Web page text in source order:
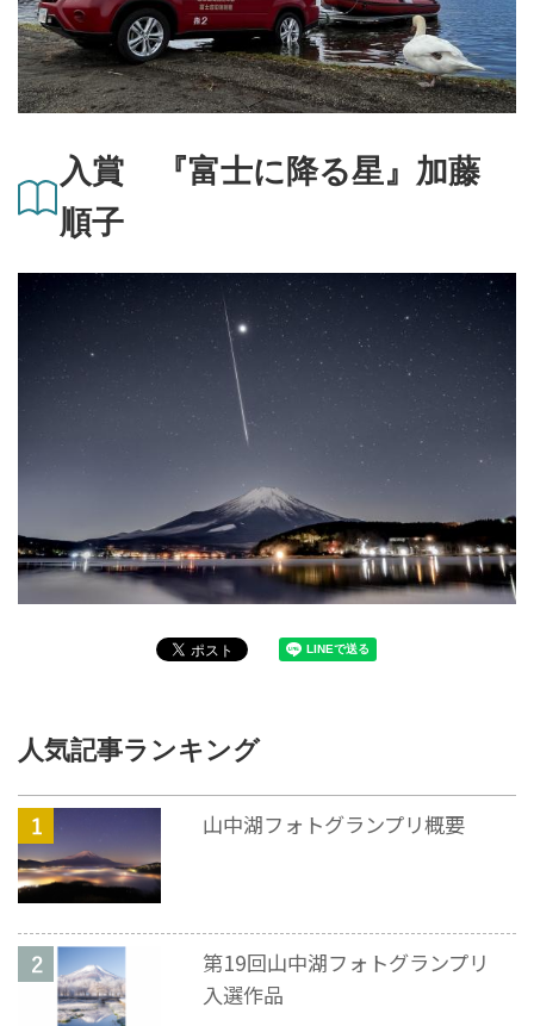
入賞 『富士に降る星』加藤
順子
人気記事ランキング
山中湖フォトグランプリ概要
第19回山中湖フォトグランプリ
入選作品